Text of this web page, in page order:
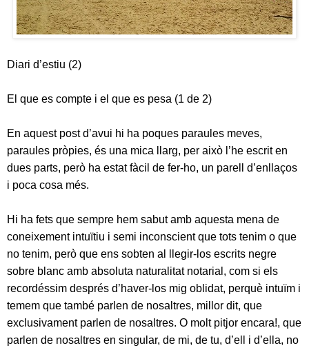
Diari d’estiu (2)
El que es compte i el que es pesa (1 de 2)
En aquest post d’avui hi ha poques paraules meves,
paraules pròpies, és una mica llarg, per això l’he escrit en
dues parts, però ha estat fàcil de fer-ho, un parell d’enllaços
i poca cosa més.
Hi ha fets que sempre hem sabut amb aquesta mena de
coneixement intuïtiu i semi inconscient que tots tenim o que
no tenim, però que ens sobten al llegir-los escrits negre
sobre blanc amb absoluta naturalitat notarial, com si els
recordéssim després d’haver-los mig oblidat, perquè intuïm i
temem que també parlen de nosaltres, millor dit, que
exclusivament parlen de nosaltres. O molt pitjor encara!, que
parlen de nosaltres en singular, de mi, de tu, d’ell i d’ella, no